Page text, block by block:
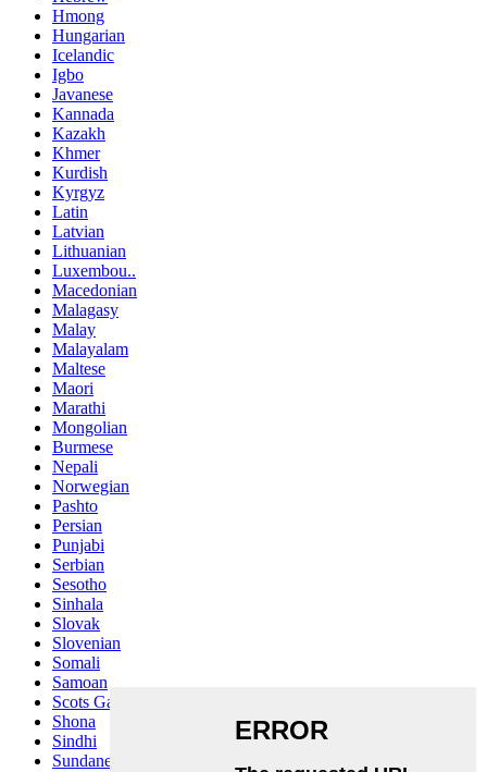
Hmong
Hungarian
Icelandic
Igbo
Javanese
Kannada
Kazakh
Khmer
Kurdish
Kyrgyz
Latin
Latvian
Lithuanian
Luxembou..
Macedonian
Malagasy
Malay
Malayalam
Maltese
Maori
Marathi
Mongolian
Burmese
Nepali
Norwegian
Pashto
Persian
Punjabi
Serbian
Sesotho
Sinhala
Slovak
Slovenian
Somali
Samoan
Scots Gaelic
Shona
Sindhi
Sundanese